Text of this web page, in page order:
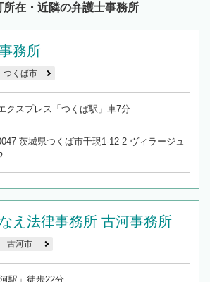
在・近隣の弁護士事務所
務所
つくば市
クスプレス「つくば駅」車7分
茨城県つくば市千現1-12-2 ヴィラージュ
え法律事務所 古河事務所
古河市
駅」徒歩22分